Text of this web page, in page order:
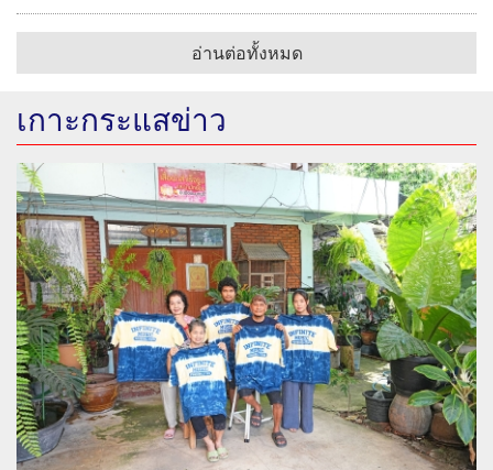
อ่านต่อทั้งหมด
เกาะกระแสข่าว